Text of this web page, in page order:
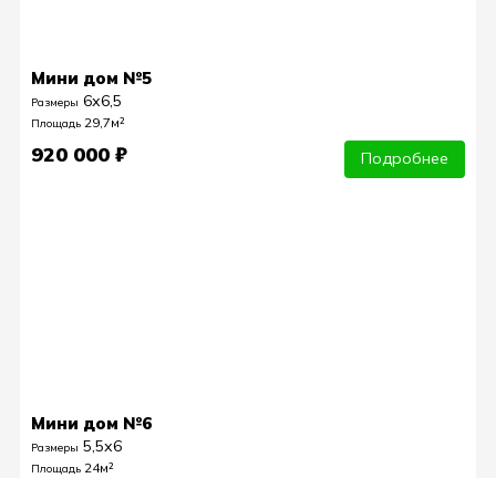
Мини дом №5
Размеры 6х6,5
Площадь 29,7м²
920 000 ₽ Подробнее
Мини дом №6
Размеры 5,5х6
Площадь 24м²